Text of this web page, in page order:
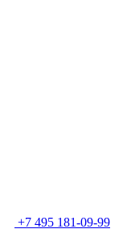
+7 495 181-09-99